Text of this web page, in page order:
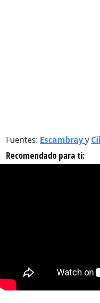
Fuentes: Escambrayy
Recomendado para ti: